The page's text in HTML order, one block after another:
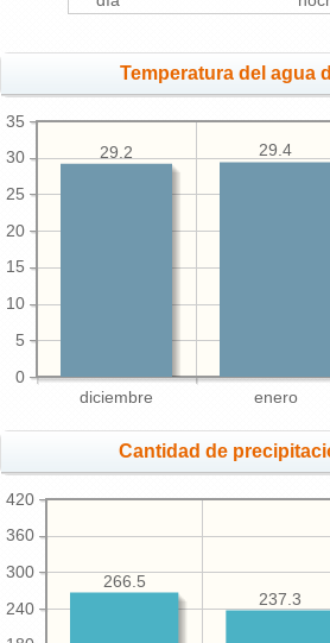
Temperatura del agua
diciembre enero
0
5
10
15
20
25
30
35
29.4
29.2
Cantidad de
240
300
360
420
237.3
266.5